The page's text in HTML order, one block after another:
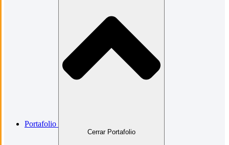
Portafolio
Cerrar Portafolio